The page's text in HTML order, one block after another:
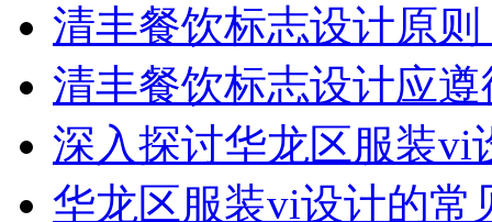
清丰餐饮标志设计原
清丰餐饮标志设计应
深入探讨华龙区服装vi
华龙区服装vi设计的常